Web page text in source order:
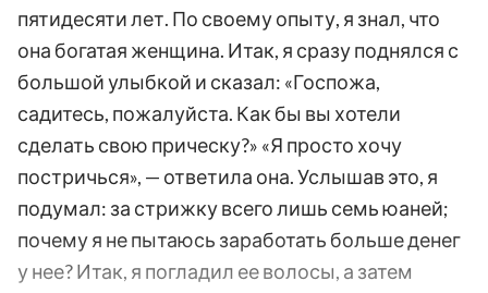
пятидесяти лет. По своему опыту, я знал, что
она богатая женщина. Итак, я сразу поднялся с
большой улыбкой и сказал: «Госпожа,
садитесь, пожалуйста. Как бы вы хотели
сделать свою прическу?» «Я просто хочу
постричься», — ответила она. Услышав это, я
подумал: за стрижку всего лишь семь юаней;
почему я не пытаюсь заработать больше денег
у нее? Итак, я погладил ее волосы, а затем